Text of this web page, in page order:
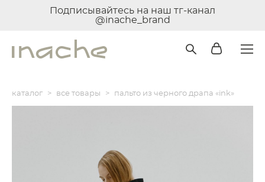
Подписывайтесь на наш тг-канал
@inache_brand
каталог > все товары > пальто из черного драпа «ink»